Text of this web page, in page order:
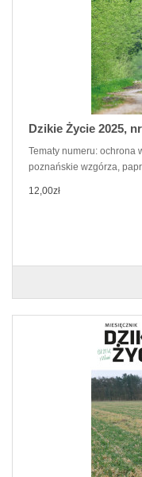
Dzikie Życie 2025,
Tematy numeru: ochrona
poznańskie wzgórza,
12,00zł